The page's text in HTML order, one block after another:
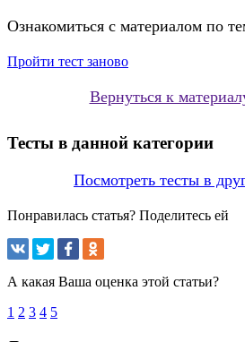
Ознакомиться с материалом по
Пройти тест заново
Вернуться к
Тесты в данной категории
Посмотреть тесты в
Понравилась статья? Поделитесь ей
А какая Ваша оценка этой статьи?
1 2 3 4 5